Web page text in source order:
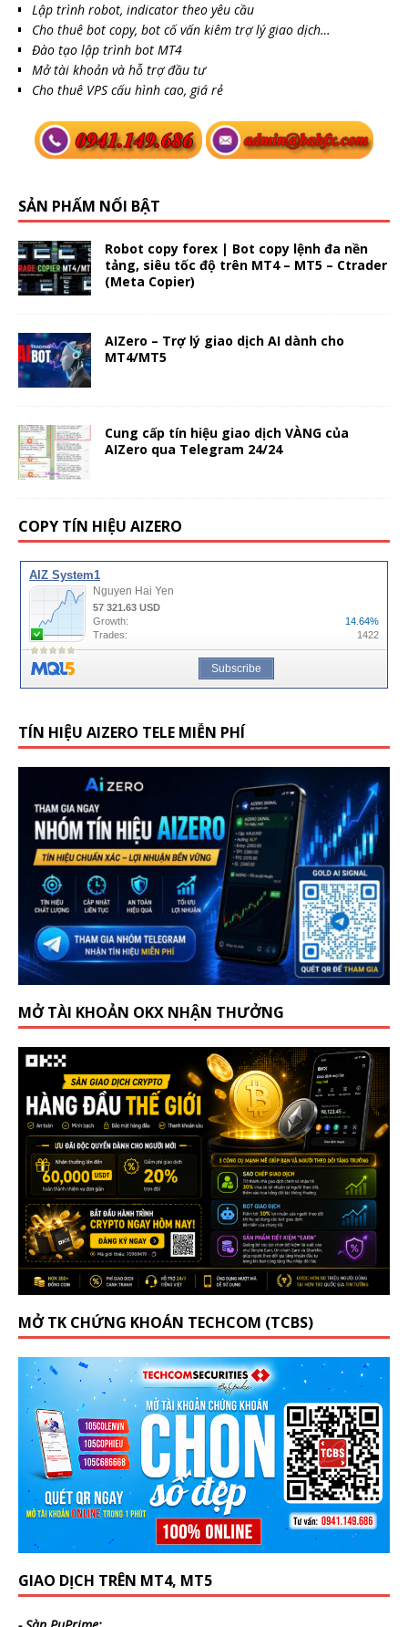
Lập trình robot, indicator theo yêu cầu
Cho thuê bot copy, bot cố vấn kiêm trợ lý giao dịch…
Đào tạo lập trình bot MT4
Mở tài khoản và hỗ trợ đầu tư
Cho thuê VPS cấu hình cao, giá rẻ
SẢN PHẨM NỔI BẬT
Robot copy forex | Bot copy lệnh đa nền
tảng, siêu tốc độ trên MT4 – MT5 – Ctrader
(Meta Copier)
AIZero – Trợ lý giao dịch AI dành cho
MT4/MT5
Cung cấp tín hiệu giao dịch VÀNG của
AIZero qua Telegram 24/24
COPY TÍN HIỆU AIZERO
TÍN HIỆU AIZERO TELE MIỄN PHÍ
MỞ TÀI KHOẢN OKX NHẬN THƯỞNG
MỞ TK CHỨNG KHOÁN TECHCOM (TCBS)
GIAO DỊCH TRÊN MT4, MT5